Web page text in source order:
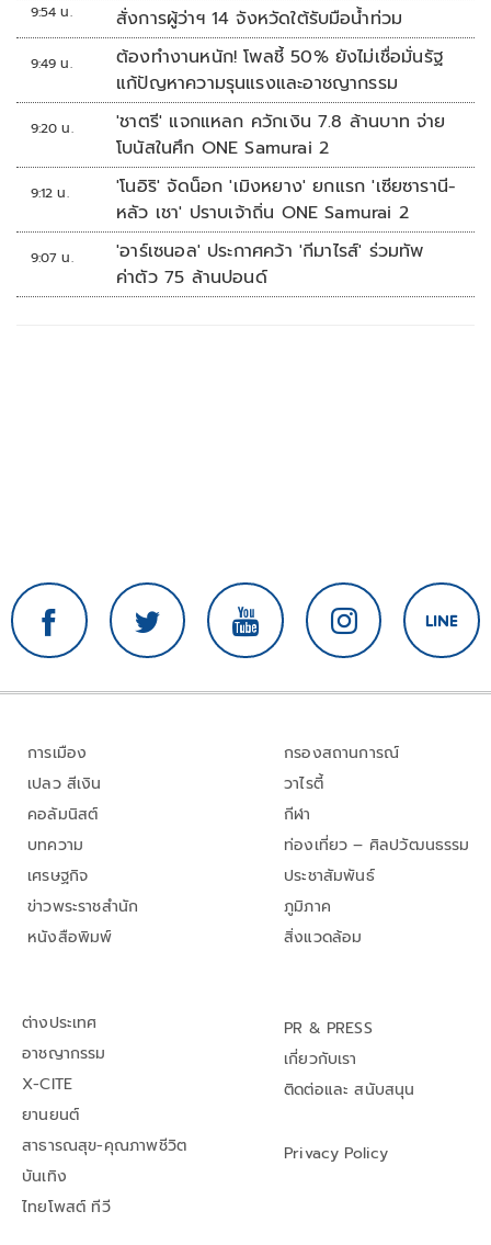
9:54 น. สั่งการผู้ว่าฯ 14 จังหวัดใต้รับมือน้ำท่วม
9:49 น.
ต้องทำงานหนัก! โพลชี้ 50% ยังไม่เชื่อมั่นรัฐ
แก้ปัญหาความรุนแรงและอาชญากรรม
9:20 น.
'ชาตรี' แจกแหลก ควักเงิน 7.8 ล้านบาท จ่าย
โบนัสในศึก ONE Samurai 2
9:12 น.
'โนอิริ' จัดน็อก 'เมิงหยาง' ยกแรก 'เซียซารานี-
หลัว เชา' ปราบเจ้าถิ่น ONE Samurai 2
9:07 น.
'อาร์เซนอล' ประกาศคว้า 'กีมาไรส์' ร่วมทัพ
ค่าตัว 75 ล้านปอนด์
การเมือง
เปลว สีเงิน
คอลัมนิสต์
บทความ
เศรษฐกิจ
ข่าวพระราชสำนัก
หนังสือพิมพ์
กรองสถานการณ์
วาไรตี้
กีฬา
ท่องเที่ยว – ศิลปวัฒนธรรม
ประชาสัมพันธ์
ภูมิภาค
สิ่งแวดล้อม
ต่างประเทศ
อาชญากรรม
X-CITE
ยานยนต์
สาธารณสุข-คุณภาพชีวิต
บันเทิง
ไทยโพสต์ ทีวี
PR & PRESS
เกี่ยวกับเรา
ติดต่อและ สนับสนุน
Privacy Policy